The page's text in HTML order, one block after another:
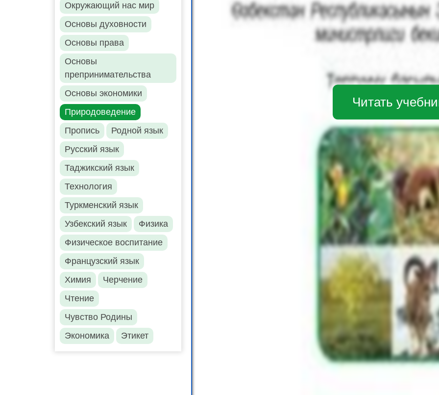
Окружающий нас мир
Основы духовности
Основы права
Основы
препринимательства
Основы экономики
Природоведение
Пропись
Родной язык
Русский язык
Таджикский язык
Технология
Туркменский язык
Узбекский язык
Физика
Физическое воспитание
Французский язык
Химия
Черчение
Чтение
Чувство Родины
Экономика
Этикет
Читать